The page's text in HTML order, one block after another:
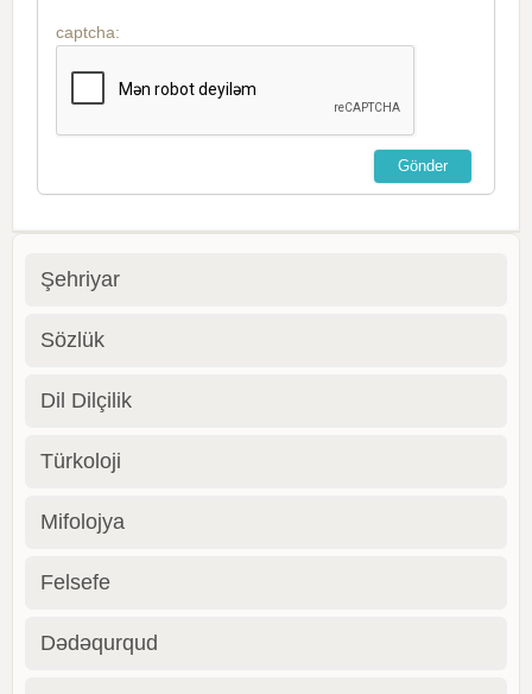
captcha:
Şehriyar
Sözlük
Dil Dilçilik
Türkoloji
Mifolojya
Felsefe
Dədəqurqud